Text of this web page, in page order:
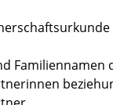
Familiennamen